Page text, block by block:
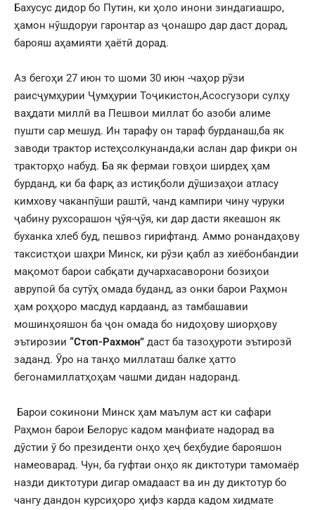
Бахусус дидор бо Путин, ки ҳоло инони зиндагиашро,
ҳамон нӯшдоруи гаронтар аз ҷонашро дар даст дорад,
барояш аҳамияти ҳаётӣ дорад.
Аз бегоҳи 27 июн то шоми 30 июн -чаҳор рӯзи
раисҷумҳурии Ҷумҳурии Тоҷикистон,Асосгузори сулҳу
ваҳдати миллӣ ва Пешвои миллат бо азоби алиме
пушти сар мешуд. Ин тарафу он тараф бурданаш,ба як
заводи трактор истеҳсолкунанда,ки аслан дар фикри он
тракторҳо набуд. Ба як фермаи говҳои ширдеҳ ҳам
бурданд, ки ба фарқ аз истиқболи дӯшизаҳои атласу
кимхову чаканпӯши раштӣ, чанд кампири чину чуруки
ҷабину рухсорашон ҷӯя-ҷӯя, ки дар дасти якеашон як
буханка хлеб буд, пешвоз гирифтанд. Аммо ронандаҳову
таксистҳои шаҳри Минск, ки рӯзи қабл аз хиёбонбандии
мақомот барои сабқати дучархасаворони бозиҳои
аврупоӣ ба сутӯҳ омада буданд, аз онки барои Раҳмон
ҳам роҳҳоро масдуд кардаанд, аз тамбашавии
мошинҳояшон ба ҷон омада бо нидоҳову шиорҳову
эътирозии “Стоп-Рахмон” даст ба тазоҳуроти эътирозӣ
заданд. Ӯро на танҳо миллаташ балке ҳатто
бегонамиллатҳоҳам чашми дидан надоранд.
Барои сокинони Минск ҳам маълум аст ки сафари
Раҳмон барои Белорус кадом манфиате надорад ва
дӯстии ӯ бо президенти онҳо ҳеҷ беҳбудие барояшон
намеоварад. Чун, ба гуфтаи онҳо як диктотури тамомаёр
назди диктотури дигар омадааст ва ин ду диктотур бо
чангу дандон курсиҳоро ҳифз карда кадом хидмате